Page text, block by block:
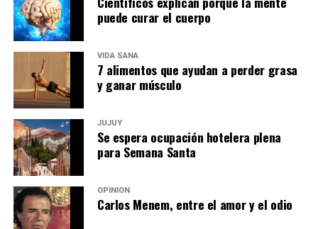
puede curar el cuerpo
VIDA SANA
7 alimentos que ayudan a perder grasa
y ganar músculo
JUJUY
Se espera ocupación hotelera plena
para Semana Santa
OPINIÓN
Carlos Menem, entre el amor y el odio